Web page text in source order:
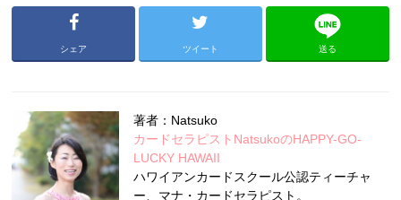
シェア ツイート 送る
著者：Natsuko
カードセラピストNatsukoのHAPPY-GO-
LUCKY HAWAII
ハワイアンカードスクール公認ティーチャ
ー、マナ・カードセラピスト。